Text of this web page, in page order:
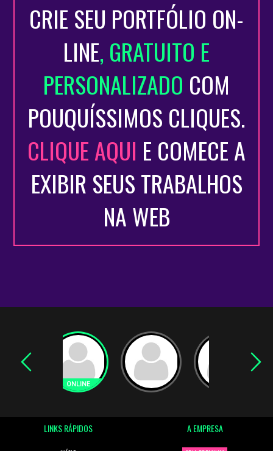
CRIE SEU PORTFÓLIO ON-
LINE, GRATUITO E
PERSONALIZADO COM
POUQUÍSSIMOS CLIQUES.
CLIQUE AQUI E COMECE A
EXIBIR SEUS TRABALHOS
NA WEB
LINKS RÁPIDOS A EMPRESA